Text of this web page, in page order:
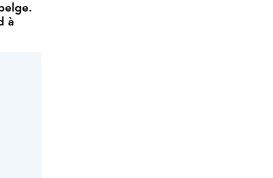
belge.
à